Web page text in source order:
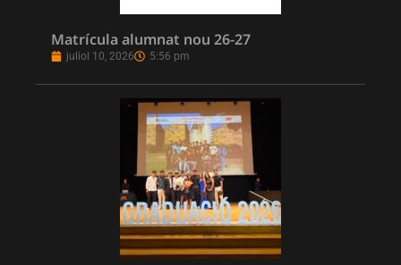
Matrícula alumnat nou 26-27
juliol 10, 2026 5:56 pm